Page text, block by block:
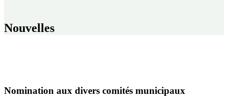
Nouvelles
Nomination aux divers comités municipaux